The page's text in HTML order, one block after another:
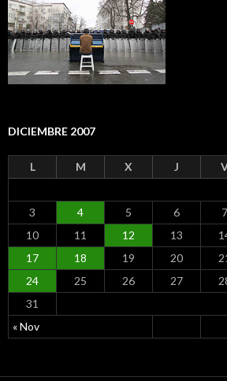
DICIEMBRE 2007
L M X J
« Nov
3
4 5 6 7
10
11 12 13
17
18 19 20
24
25 26 27
31